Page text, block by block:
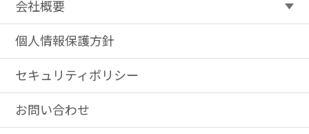
会社概要
個人情報保護方針
セキュリティポリシー
お問い合わせ